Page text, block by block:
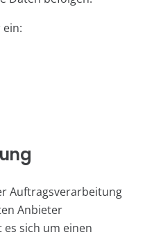
Auftragsverarbeitung
Anbieter
sich um einen